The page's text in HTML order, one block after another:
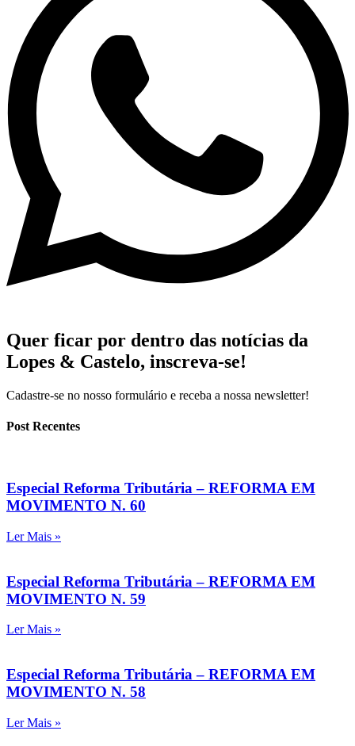
Quer ficar por dentro das notícias da
Lopes & Castelo, inscreva-se!
Cadastre-se no nosso formulário e receba a nossa newsletter!
Post Recentes
Especial Reforma Tributária – REFORMA EM
MOVIMENTO N. 60
Ler Mais »
Especial Reforma Tributária – REFORMA EM
MOVIMENTO N. 59
Ler Mais »
Especial Reforma Tributária – REFORMA EM
MOVIMENTO N. 58
Ler Mais »